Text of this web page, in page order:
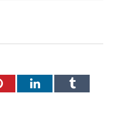
PinterestLinkedInTumblr